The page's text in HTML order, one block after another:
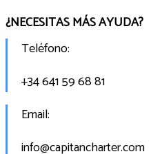
¿NECESITAS MÁS AYUDA?
Teléfono:
+34 641 59 68 81
Email:
info@capitancharter.com